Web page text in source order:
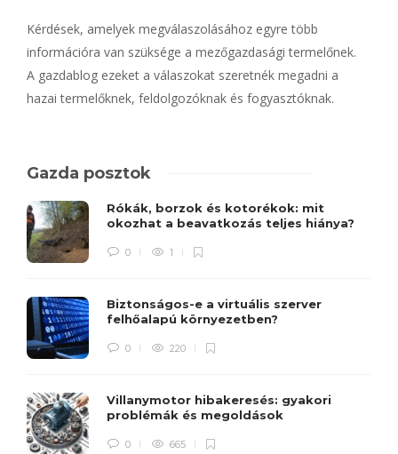
Kérdések, amelyek megválaszolásához egyre több
információra van szüksége a mezőgazdasági termelőnek.
A gazdablog ezeket a válaszokat szeretnék megadni a
hazai termelőknek, feldolgozóknak és fogyasztóknak.
Gazda posztok
Rókák, borzok és kotorékok: mit
okozhat a beavatkozás teljes hiánya?
0 1
Biztonságos-e a virtuális szerver
felhőalapú környezetben?
0 220
Villanymotor hibakeresés: gyakori
problémák és megoldások
0 665